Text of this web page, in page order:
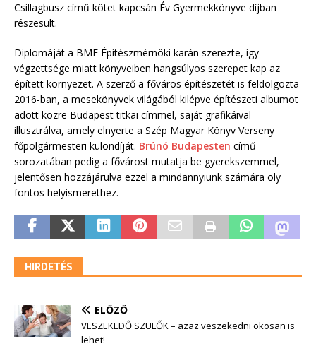
Csillagbusz című kötet kapcsán Év Gyermekkönyve díjban
részesült.
Diplomáját a BME Építészmérnöki karán szerezte, így
végzettsége miatt könyveiben hangsúlyos szerepet kap az
épített környezet. A szerző a főváros építészetét is feldolgozta
2016-ban, a mesekönyvek világából kilépve építészeti albumot
adott közre Budapest titkai címmel, saját grafikáival
illusztrálva, amely elnyerte a Szép Magyar Könyv Verseny
főpolgármesteri különdíját. Brúnó Budapesten című
sorozatában pedig a fővárost mutatja be gyerekszemmel,
jelentősen hozzájárulva ezzel a mindannyiunk számára oly
fontos helyismerethez.
HIRDETÉS
ELŐZŐ
VESZEKEDŐ SZÜLŐK – azaz veszekedni okosan is
lehet!